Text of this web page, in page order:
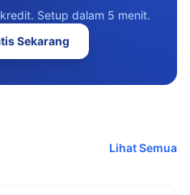
Setup dalam 5 menit.
Sekarang
Lihat Semua